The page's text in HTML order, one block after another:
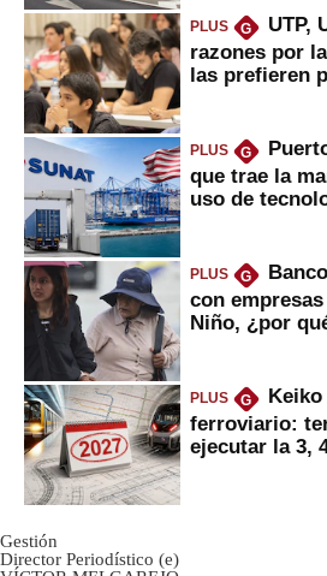
PLUS G
UTP,
razones por
las prefieren
PLUS G
que trae la
uso de
PLUS G
con
Niño, ¿por
PLUS G
Keiko
ferroviario:
ejecutar la 3,
Gestión
Director Periodístico (e)